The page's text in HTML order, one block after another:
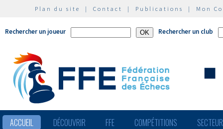
Plan du site | Contact | Publications | Mon
Rechercher un joueur Rechercher un club
ACCUEIL DÉCOUVRIR FFE COMPÉTITIONS